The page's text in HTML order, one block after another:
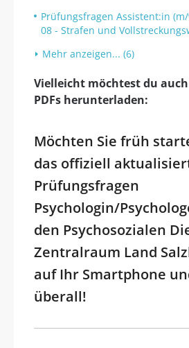
Prüfungsfragen Assistent:in
08 - Strafen und
Mehr anzeigen... (6)
Vielleicht möchtest du
PDFs herunterladen:
Möchten Sie früh
das offiziell
Prüfungsfragen
Psychologin/
den Psychosozialen
Zentralraum Land
auf Ihr Smartphone
überall!